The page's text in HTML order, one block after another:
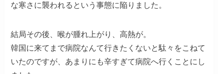
な寒さに襲われるという事態に陥りました。
結局その後、喉が腫れ上がり、高熱が。
韓国に来てまで病院なんて行きたくないと駄々をこねて
いたのですが、あまりにも辛すぎて病院へ行くことにし